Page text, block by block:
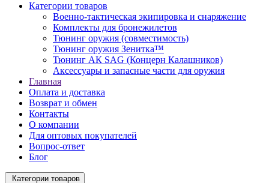
Категории товаров
Военно-тактическая экипировка и снаряжение
Комплекты для бронежилетов
Тюнинг оружия (совместимость)
Тюнинг оружия Зенитка™
Тюнинг АК SAG (Концерн Калашников)
Аксессуары и запасные части для оружия
Главная
Оплата и доставка
Возврат и обмен
Контакты
О компании
Для оптовых покупателей
Вопрос-ответ
Блог
Категории товаров